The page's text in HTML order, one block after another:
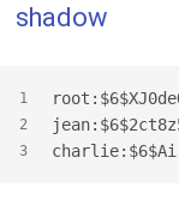
shadow
1
2
3